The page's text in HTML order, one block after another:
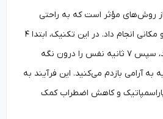
۸ یکی از روش‌های مؤثر است که به راحتی
می‌توان آن را در هر زمان و مکانی انجام داد. در این تکنیک، ابتدا ۴
ثانیه نفس عمیق می‌کشید، سپس ۷ ثانیه نفس را درون نگه
۸ ثانیه به آرامی بازدم می‌کنید. این فرآیند به
و کاهش اضطراب کمک